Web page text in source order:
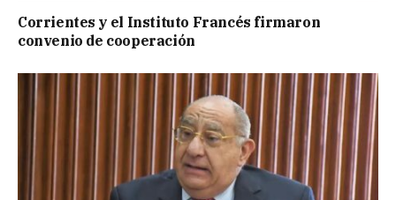
Corrientes y el Instituto Francés firmaron
convenio de cooperación